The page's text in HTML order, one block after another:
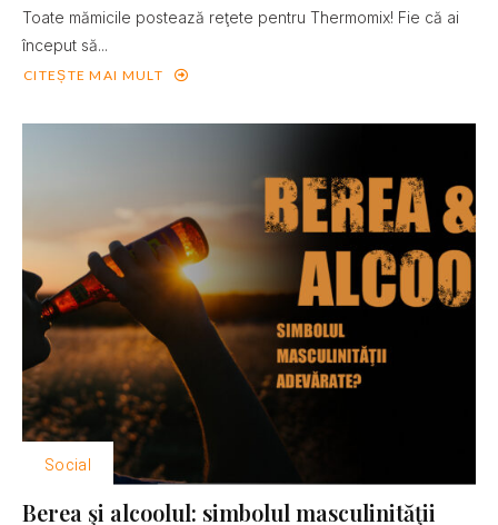
Toate mămicile postează reţete pentru Thermomix! Fie că ai
început să...
CITEȘTE MAI MULT
Social
Berea şi alcoolul: simbolul masculinităţii